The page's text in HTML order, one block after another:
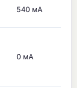
540 мА
0 мА